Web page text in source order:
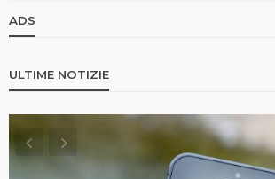
ADS
ULTIME NOTIZIE